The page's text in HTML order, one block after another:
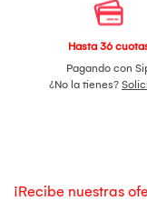
Hasta 36
Pagando con
¿No la tienes?
¡Recibe nuestras